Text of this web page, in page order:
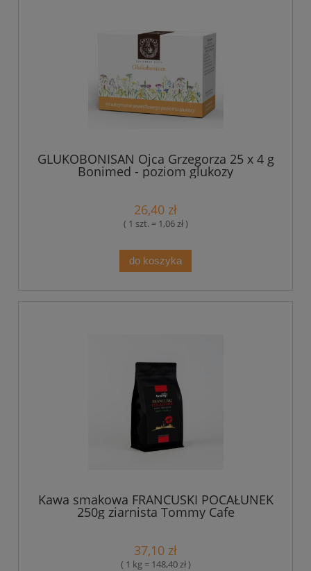
GLUKOBONISAN Ojca Grzegorza 25 x 4 g
Bonimed - poziom glukozy
26,40 zł
( 1 szt. = 1,06 zł )
do koszyka
Kawa smakowa FRANCUSKI POCAŁUNEK
250g ziarnista Tommy Cafe
37,10 zł
( 1 kg = 148,40 zł )